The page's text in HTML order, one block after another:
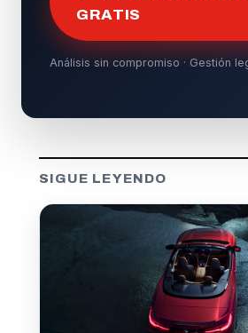
GRATIS
Análisis sin compromiso · Gestión
SIGUE LEYENDO